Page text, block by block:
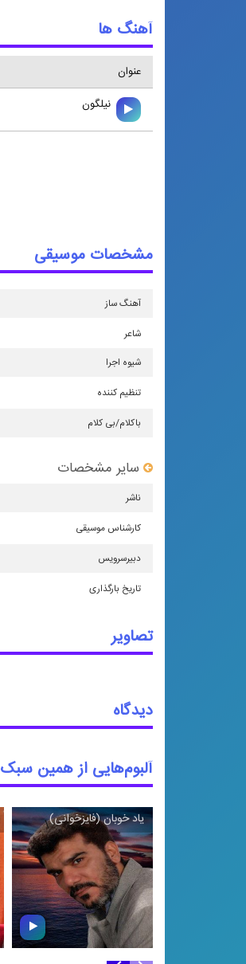
آهنگ ها
عنوان
نيلگون
مشخصات موسیقی
آهنگ ساز
شاعر
شیوه اجرا
تنظیم كننده
باكلام/بی كلام
سایر مشخصات
ناشر
كارشناس موسیقی
دبیرسرویس
تاریخ بارگذاری
تصاویر
دیدگاه
آلبوم‌هایی از همین سبک
یاد خوبان (فایزخوانی)\